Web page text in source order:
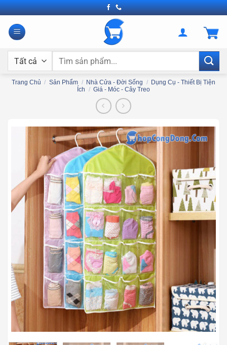
Bỏ
qua
nội
Tìm
Trang Chủ / Sản Phẩm / Nhà Cửa - Đời Sống / Dụng Cụ - Thiết Bị Tiện
Ích / Giá - Móc - Cây Treo